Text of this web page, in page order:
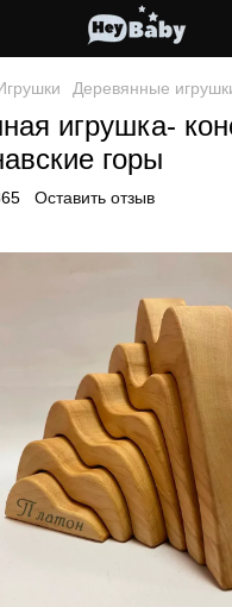
Деревянные
игрушка-
горы
Оставить отзыв